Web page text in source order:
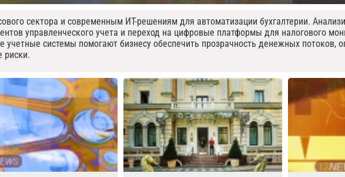
сектора и современным ИТ-решениям для автоматизации бухгалтерии.
управленческого учета и переход на цифровые платформы для налогового
системы помогают бизнесу обеспечить прозрачность денежных потоков,
риски.